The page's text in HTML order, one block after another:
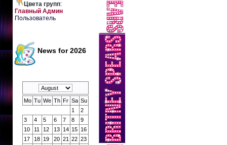
Цвета групп:
Главный Админ
Пользователь
News for 2026
Mo Tu We Th Fr Sa Su
1
2
3
4 5 6 7 8
9
10
11 12 13 14 15 16
17
18 19 20 21 22 23